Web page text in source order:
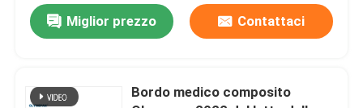
Autoclave di AAC
Miglior prezzo Contattaci
Bordo medico composito